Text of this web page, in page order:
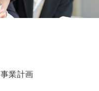
事業計画